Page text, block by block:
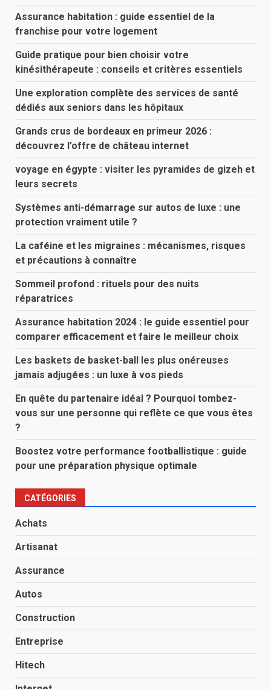
Assurance habitation : guide essentiel de la
franchise pour votre logement
Guide pratique pour bien choisir votre
kinésithérapeute : conseils et critères essentiels
Une exploration complète des services de santé
dédiés aux seniors dans les hôpitaux
Grands crus de bordeaux en primeur 2026 :
découvrez l’offre de château internet
voyage en égypte : visiter les pyramides de gizeh et
leurs secrets
Systèmes anti-démarrage sur autos de luxe : une
protection vraiment utile ?
La caféine et les migraines : mécanismes, risques
et précautions à connaître
Sommeil profond : rituels pour des nuits
réparatrices
Assurance habitation 2024 : le guide essentiel pour
comparer efficacement et faire le meilleur choix
Les baskets de basket-ball les plus onéreuses
jamais adjugées : un luxe à vos pieds
En quête du partenaire idéal ? Pourquoi tombez-
vous sur une personne qui reflète ce que vous êtes
?
Boostez votre performance footballistique : guide
pour une préparation physique optimale
CATÉGORIES
Achats
Artisanat
Assurance
Autos
Construction
Entreprise
Hitech